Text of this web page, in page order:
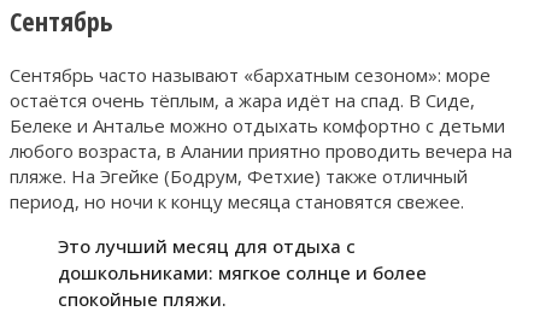
Сентябрь
Сентябрь часто называют «бархатным сезоном»: море
остаётся очень тёплым, а жара идёт на спад. В Сиде,
Белеке и Анталье можно отдыхать комфортно с детьми
любого возраста, в Алании приятно проводить вечера на
пляже. На Эгейке (Бодрум, Фетхие) также отличный
период, но ночи к концу месяца становятся свежее.
Это лучший месяц для отдыха с
дошкольниками: мягкое солнце и более
спокойные пляжи.